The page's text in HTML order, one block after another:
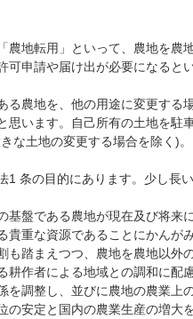
農地転用」といって、農地を農
申請や届け出が必要になると
る農地を、他の用途に変更する
思います。自己所有の土地を駐
な土地の変更する場合を除く)。
条の目的にあります。少し長
基盤である農地が現在及び将来
貴重な資源であることにかんが
も踏まえつつ、農地を農地以外
耕作者による地域との調和に配
を調整し、並びに農地の農業上
の安定と国内の農業生産の増大